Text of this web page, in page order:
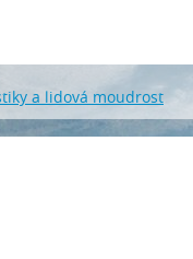
a lidová moudrost